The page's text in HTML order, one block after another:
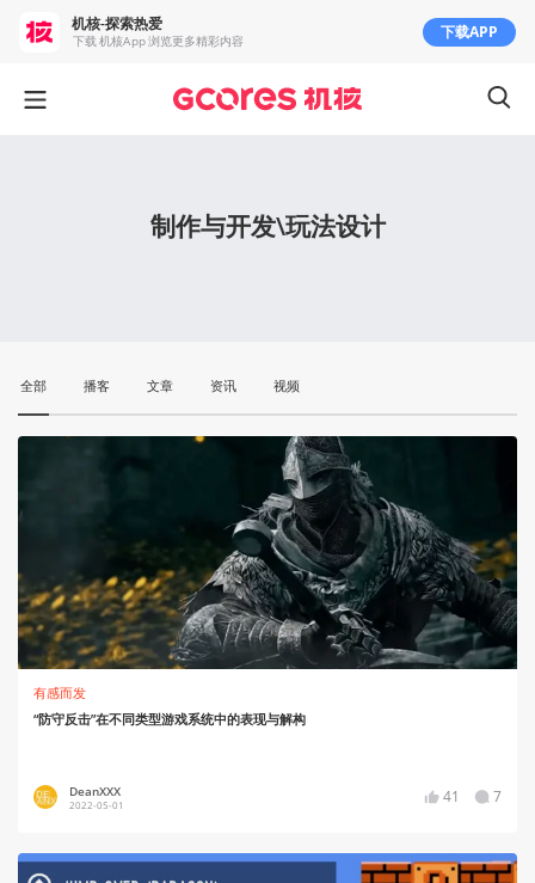
制作与开发\玩法设计
全部 播客 文章 资讯 视频
有感而发
“防守反击”在不同类型游戏系统中的表现与解构
DeanXXX
2022-05-01 41 7
机核-探索热爱
下载 机核App 浏览更多精彩内容 下载APP